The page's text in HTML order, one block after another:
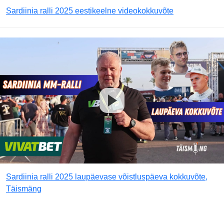
Sardiinia ralli 2025 eestikeelne videokokkuvõte
Sardiinia ralli 2025 laupäevase võistluspäeva kokkuvõte,
Täismäng